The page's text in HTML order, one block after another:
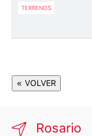
TERRENOS
« VOLVER
Rosario